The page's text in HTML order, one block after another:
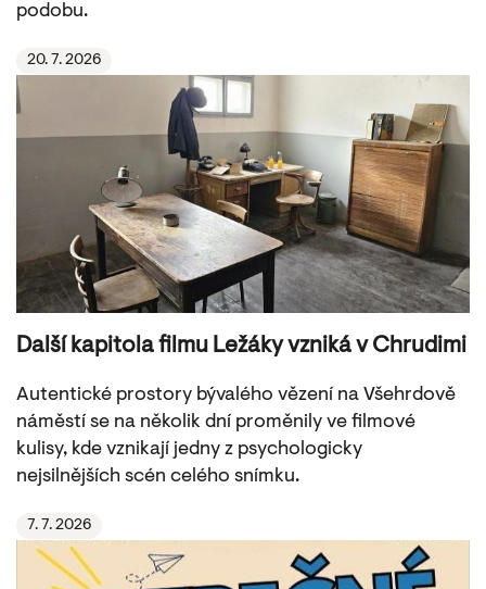
podobu.
20. 7. 2026
Další kapitola filmu Ležáky vzniká v Chrudimi
Autentické prostory bývalého vězení na Všehrdově
náměstí se na několik dní proměnily ve filmové
kulisy, kde vznikají jedny z psychologicky
nejsilnějších scén celého snímku.
7. 7. 2026